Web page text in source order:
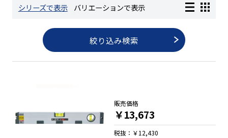
長さ測定器
濃度・環境測定
レベル・勾配測定
シリーズで表示 バリエーションで表示
絞り込み検索
販売価格
￥13,673
税抜：￥12,430